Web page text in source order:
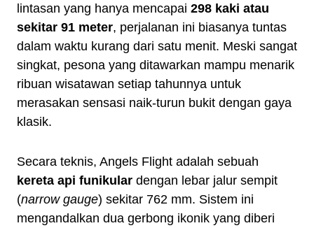
lintasan yang hanya mencapai 298 kaki atau
sekitar 91 meter, perjalanan ini biasanya tuntas
dalam waktu kurang dari satu menit. Meski sangat
singkat, pesona yang ditawarkan mampu menarik
ribuan wisatawan setiap tahunnya untuk
merasakan sensasi naik-turun bukit dengan gaya
klasik.
Secara teknis, Angels Flight adalah sebuah
kereta api funikular dengan lebar jalur sempit
(narrow gauge) sekitar 762 mm. Sistem ini
mengandalkan dua gerbong ikonik yang diberi